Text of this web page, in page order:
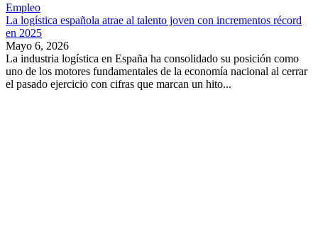
Empleo
La logística española atrae al talento joven con incrementos récord
en 2025
Mayo 6, 2026
La industria logística en España ha consolidado su posición como
uno de los motores fundamentales de la economía nacional al cerrar
el pasado ejercicio con cifras que marcan un hito...